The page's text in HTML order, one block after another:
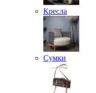
Кресла
Сумки